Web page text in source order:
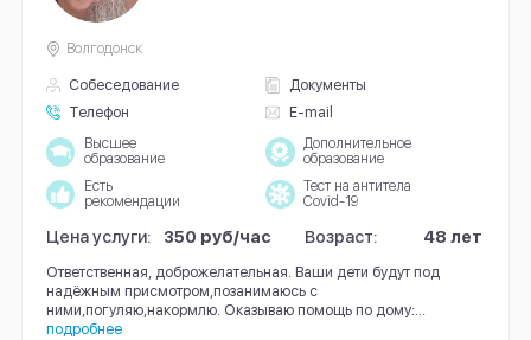
Собеседование
Документы
Телефон
E-mail
Волгодонск
Высшее
образование
Дополнительное
образование
Есть
рекомендации
Тест на антитела
Covid-19
Цена услуги: 350 руб/час Возраст: 48 лет
Ответственная, доброжелательная. Ваши дети будут под
надёжным присмотром,позанимаюсь с
ними,погуляю,накормлю. Оказываю помощь по дому:...
подробнее